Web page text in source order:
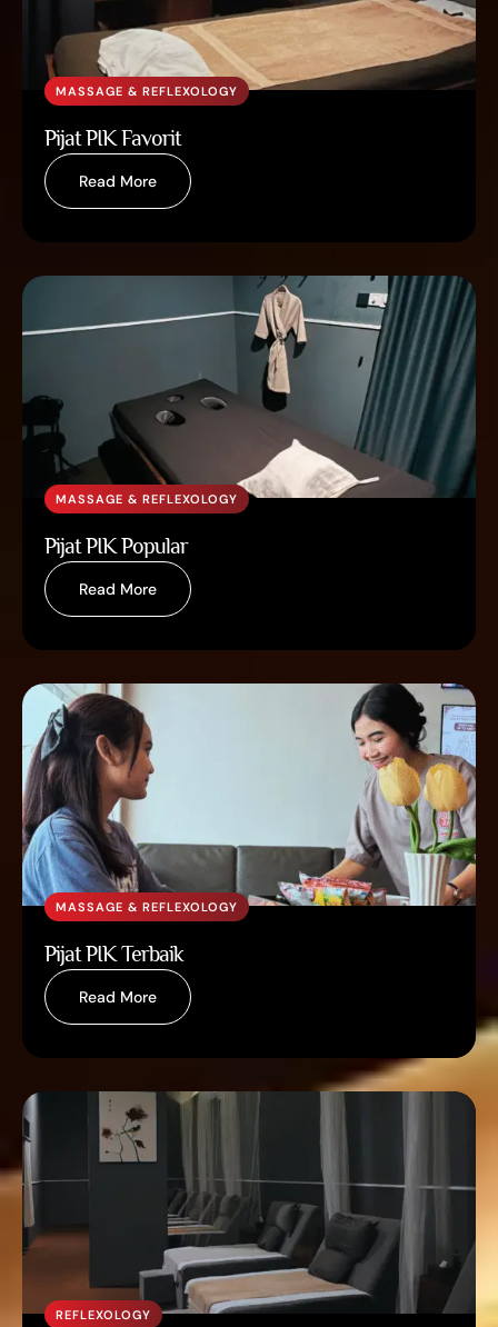
MASSAGE & REFLEXOLOGY
Pijat PIK Favorit
Read More
MASSAGE & REFLEXOLOGY
Pijat PIK Popular
Read More
MASSAGE & REFLEXOLOGY
Pijat PIK Terbaik
Read More
REFLEXOLOGY